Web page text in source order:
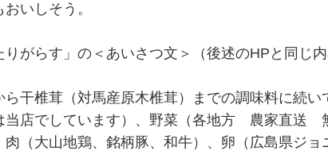
いしそう。
がらす」の＜あいさつ文＞（後述のHPと同じ
椎茸（対馬産原木椎茸）までの調味料に続い
店でしています）、野菜（各地方 農家直送
（大山地鶏、銘柄豚、和牛）、卵（広島県ジョ